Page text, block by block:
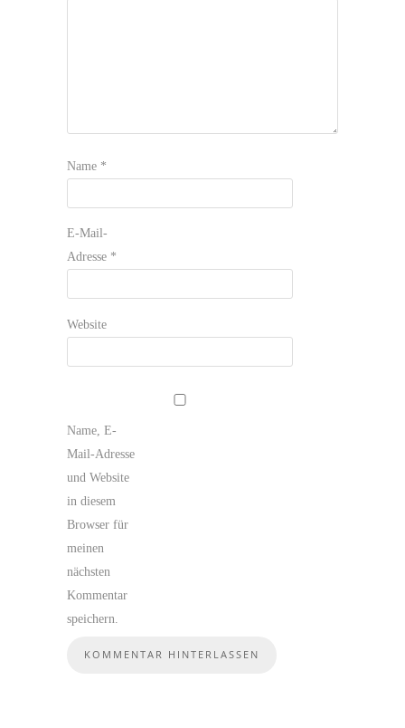
Name *
E-Mail-
Adresse *
Website
Name, E-
Mail-Adresse
und Website
in diesem
Browser für
meinen
nächsten
Kommentar
speichern.